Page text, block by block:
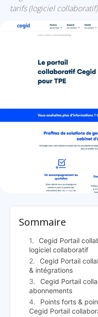
tarifs (logiciel collaboratif)
Cegid Portail
Sommaire
Cegid Portail
logiciel collaboratif
Cegid Portail
& intégrations
Cegid Portail
abonnements
Points forts &
Cegid Portail